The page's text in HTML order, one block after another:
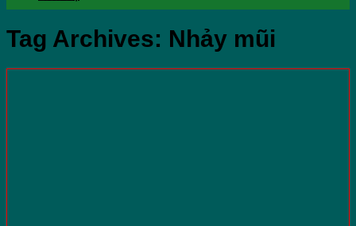
Tag Archives: Nhảy mũi